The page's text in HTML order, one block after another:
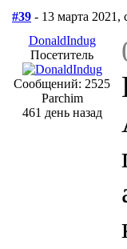
#39 - 13 марта 2021,
DonaldIndug
Посетитель
Сообщений: 2525
Parchim
461 день назад